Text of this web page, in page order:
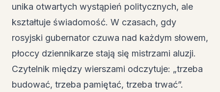
unika otwartych wystąpień politycznych, ale
kształtuje świadomość. W czasach, gdy
rosyjski gubernator czuwa nad każdym słowem,
płoccy dziennikarze stają się mistrzami aluzji.
Czytelnik między wierszami odczytuje: „trzeba
budować, trzeba pamiętać, trzeba trwać”.